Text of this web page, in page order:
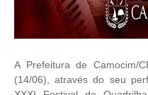
A Prefeitura de Camocim/
(14/06), através do seu